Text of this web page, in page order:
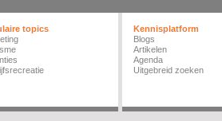
topics
Kennisplatform
Blogs
Artikelen
Agenda
Uitgebreid zoeken